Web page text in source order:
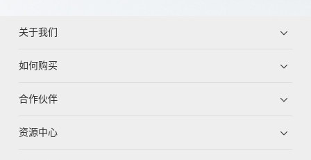
关于我们
如何购买
合作伙伴
资源中心